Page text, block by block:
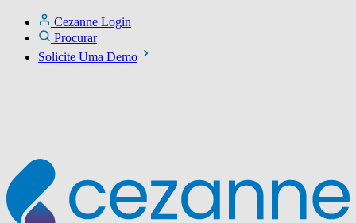
Cezanne Login
Procurar
Solicite Uma Demo